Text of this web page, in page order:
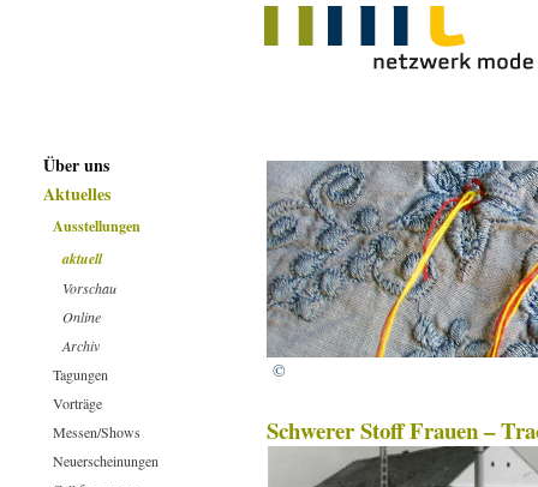
©
Schwerer Stoff Frauen –
Über uns
Aktuelles
Ausstellungen
aktuell
Vorschau
Online
Archiv
Tagungen
Vorträge
Messen/Shows
Neuerscheinungen